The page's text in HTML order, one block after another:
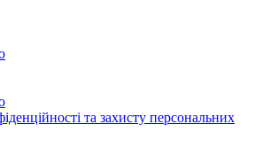
та захисту персональних